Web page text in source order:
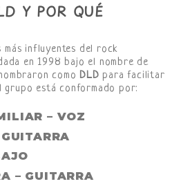
Y POR QUÉ
más influyentes del rock
en 1998 bajo el nombre de
como DLD para facilitar
grupo está conformado por:
– VOZ
– GUITARRA